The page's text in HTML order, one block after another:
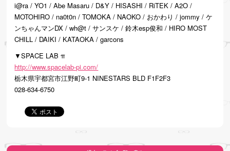
i@ra / YO1 / Abe Masaru / D&Y / HISASHI / RiTEK / A2O /
MOTOHIRO / na0t0n / TOMOKA / NAOKO / おかわり / jommy / ケ
ンちゃんマンDX / wh@t / サンスケ / 鈴木esp俊和 / HIRO MOST
CHILL / DAIKI / KATAOKA / garcons
▼SPACE LAB π
http://www.spacelab-pi.com/
栃木県宇都宮市江野町9-1 NINESTARS BLD F1F2F3
028-634-6750